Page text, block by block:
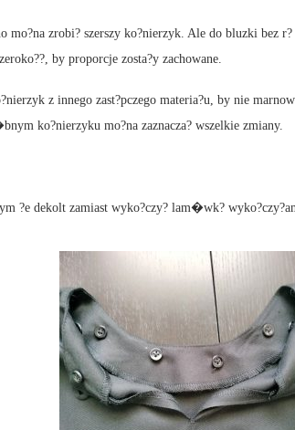
mo?na zrobi? szerszy ko?nierzyk. Ale do bluzki bez r?
by proporcje zosta?y zachowane.
z innego zast?pczego materia?u, by nie
ko?nierzyku mo?na zaznacza? wszelkie zmiany.
?e dekolt zamiast wyko?czy? lam�wk?